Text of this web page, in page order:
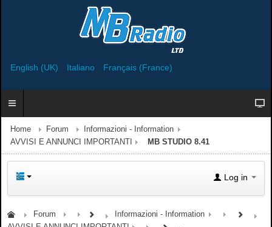
English (UK) Italiano Français (France)
Home Forum
Informazioni - Information
AVVISI E ANNUNCI IMPORTANTI
MB STUDIO 8.41
Log in
Forum
Informazioni - Information